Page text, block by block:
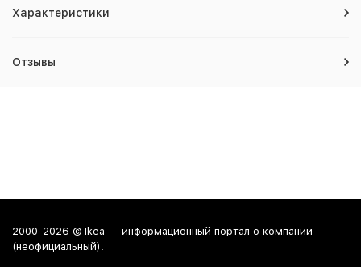
Характеристики
Отзывы
2000-2026 © Ikea — информационный портал о компании
(неофициальный).